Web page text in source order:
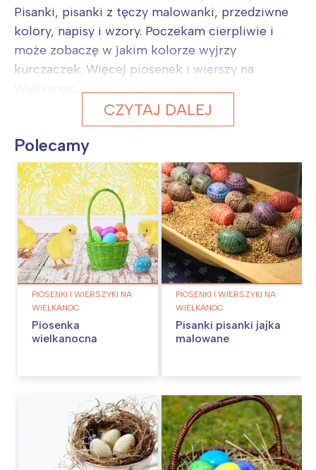
Pisanki, pisanki z tęczy malowanki, przedziwne
kolory, napisy i wzory. Poczekam cierpliwie i
może zobaczę w jakim kolorze wyjrzy
kurczaczek. Więcej piosenek i wierszy na
CZYTAJ DALEJ
Polecamy
PIOSENKI I WIERSZYKI NA
WIELKANOC
Piosenka
wielkanocna
PIOSENKI I WIERSZYKI NA
WIELKANOC
Pisanki pisanki jajka
malowane